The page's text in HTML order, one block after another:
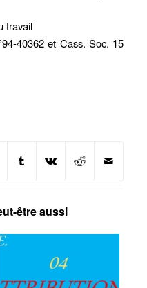
travail
40362 et Cass. Soc. 15
être aussi